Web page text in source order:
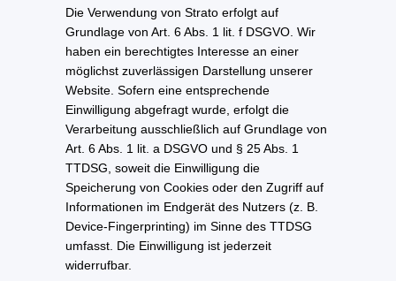
Die Verwendung von Strato erfolgt auf
Grundlage von Art. 6 Abs. 1 lit. f DSGVO. Wir
haben ein berechtigtes Interesse an einer
möglichst zuverlässigen Darstellung unserer
Website. Sofern eine entsprechende
Einwilligung abgefragt wurde, erfolgt die
Verarbeitung ausschließlich auf Grundlage von
Art. 6 Abs. 1 lit. a DSGVO und § 25 Abs. 1
TTDSG, soweit die Einwilligung die
Speicherung von Cookies oder den Zugriff auf
Informationen im Endgerät des Nutzers (z. B.
Device-Fingerprinting) im Sinne des TTDSG
umfasst. Die Einwilligung ist jederzeit
widerrufbar.